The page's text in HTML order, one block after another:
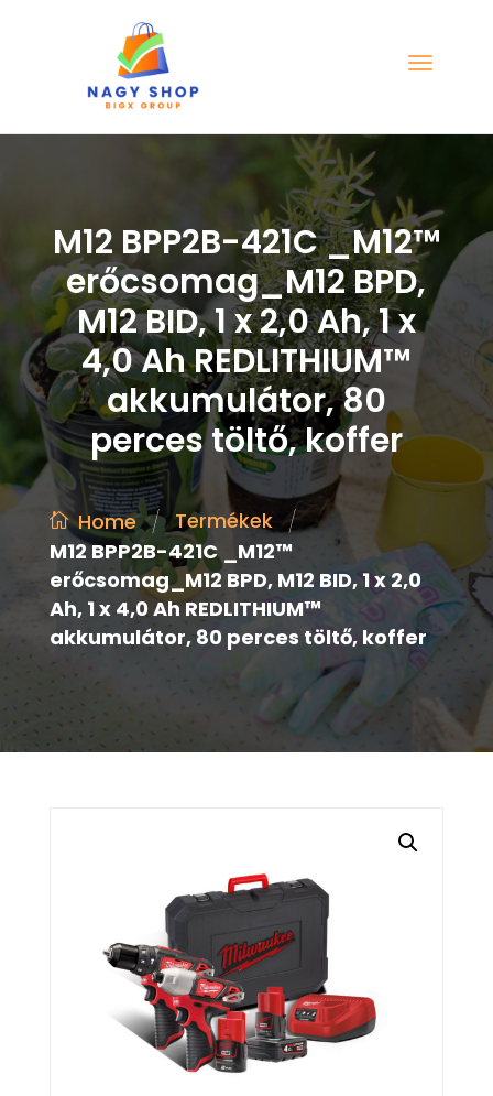
M12 BPP2B-421C _M12™
erőcsomag_M12 BPD,
M12 BID, 1 x 2,0 Ah, 1 x
4,0 Ah REDLITHIUM™
akkumulátor, 80
perces töltő, koffer
Home / Termékek /
M12 BPP2B-421C _M12™
erőcsomag_M12 BPD, M12 BID, 1 x 2,0
Ah, 1 x 4,0 Ah REDLITHIUM™
akkumulátor, 80 perces töltő, koffer